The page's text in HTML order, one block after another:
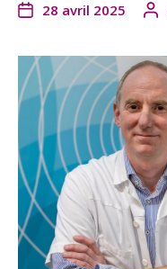
28 avril 2025